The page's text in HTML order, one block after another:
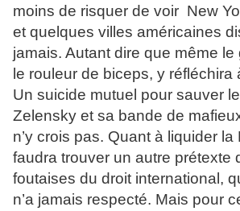
moins de risquer de voir New
et quelques villes américaines
jamais. Autant dire que même
le rouleur de biceps, y réfléchira
Un suicide mutuel pour sauver
Zelensky et sa bande de
n’y crois pas. Quant à liquider la
faudra trouver un autre prétexte
foutaises du droit international,
n’a jamais respecté. Mais pour